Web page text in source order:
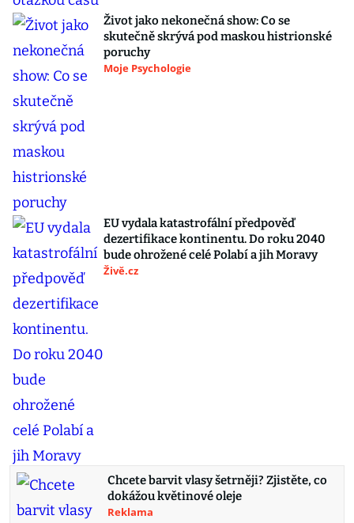
Život jako nekonečná show: Co se
skutečně skrývá pod maskou histrionské
poruchy
Moje Psychologie
EU vydala katastrofální předpověď
dezertifikace kontinentu. Do roku 2040
bude ohrožené celé Polabí a jih Moravy
Živě.cz
Chcete barvit vlasy šetrněji? Zjistěte, co
dokážou květinové oleje
Reklama